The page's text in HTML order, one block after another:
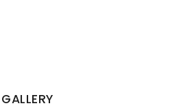
GALLERY